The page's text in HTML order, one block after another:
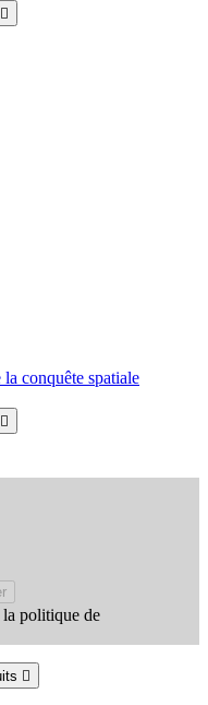

conquête spatiale

la politique de
